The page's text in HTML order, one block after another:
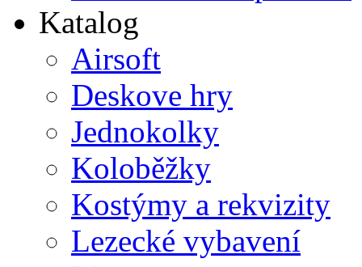
Katalog
Airsoft
Deskove hry
Jednokolky
Koloběžky
Kostýmy a rekvizity
Lezecké vybavení